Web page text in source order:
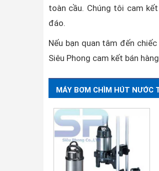
toàn cầu. Chúng tôi cam
đáo.
Nếu bạn quan tâm đến chiếc
Siêu Phong cam kết bán
MÁY BƠM CHÌM HÚT NƯỚC